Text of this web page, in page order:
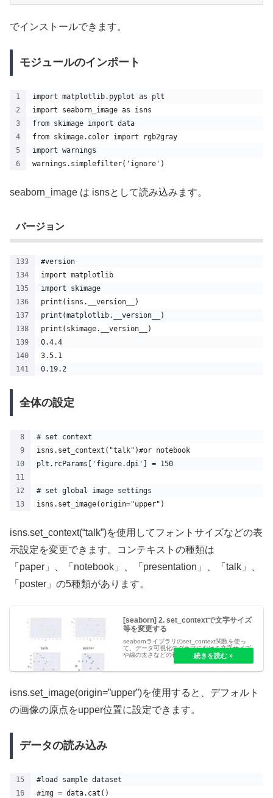
でインストールできます。
モジュールのインポート
import matplotlib.pyplot as plt
import seaborn_image as isns
from skimage import data
from skimage.color import rgb2gray
import warnings
warnings.simplefilter('ignore')
seaborn_image は isnsとして読み込みます。
バージョン
#version
import matplotlib
import skimage
print(isns.__version__)
print(matplotlib.__version__)
print(skimage.__version__)
0.4.4
3.5.1
0.19.2
全体の設定
# set context
isns.set_context("talk")#or notebook
plt.rcParams['figure.dpi'] = 150
# set global image settings
isns.set_image(origin="upper")
isns.set_context(“talk”)を使用してフォントサイズなどの表
示設定を変更できます。コンテキストの種類は
「paper」、「notebook」、「presentation」、「talk」、
「poster」の5種類があります。
[seaborn] 2. set_contextで文字サイズ
等を変更する
seabornライブラリのset_context関数を使っ
て、データ可視化のグラフにおける文字サイズ
や線の太さなどの視覚要素を調整する方法を解
説します。4つの異なるコンテキスト設定とカ
isns.set_image(origin=”upper”)を使用すると、デフォルト
の画像の原点をupper位置に設定できます。
データの読み込み
#load sample dataset
#img = data.cat()